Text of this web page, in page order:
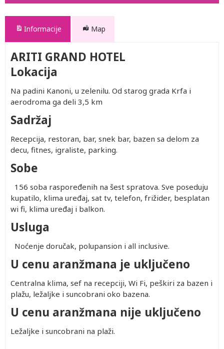
Informacije Map
ARITI GRAND HOTEL
Lokacija
Na padini Kanoni, u zelenilu. Od starog grada Krfa i
aerodroma ga deli 3,5 km
Sadržaj
Recepcija, restoran, bar, snek bar, bazen sa delom za
decu, fitnes, igraliste, parking.
Sobe
156 soba raspoređenih na šest spratova. Sve poseduju
kupatilo, klima uređaj, sat tv, telefon, frižider, besplatan
wi fi, klima uređaj i balkon.
Usluga
Noćenje doručak, polupansion i all inclusive.
U cenu aranžmana je uključeno
Centralna klima, sef na recepciji, Wi Fi, peškiri za bazen i
plažu, ležaljke i suncobrani oko bazena.
U cenu aranžmana nije uključeno
Ležaljke i suncobrani na plaži.